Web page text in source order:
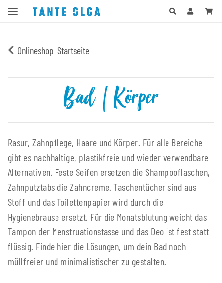
Onlineshop Startseite
Bad | Körper
Rasur, Zahnpflege, Haare und Körper. Für alle Bereiche
gibt es nachhaltige, plastikfreie und wieder verwendbare
Alternativen. Feste Seifen ersetzen die Shampooflaschen,
Zahnputztabs die Zahncreme. Taschentücher sind aus
Stoff und das Toilettenpapier wird durch die
Hygienebrause ersetzt. Für die Monatsblutung weicht das
Tampon der Menstruationstasse und das Deo ist fest statt
flüssig. Finde hier die Lösungen, um dein Bad noch
müllfreier und minimalistischer zu gestalten.